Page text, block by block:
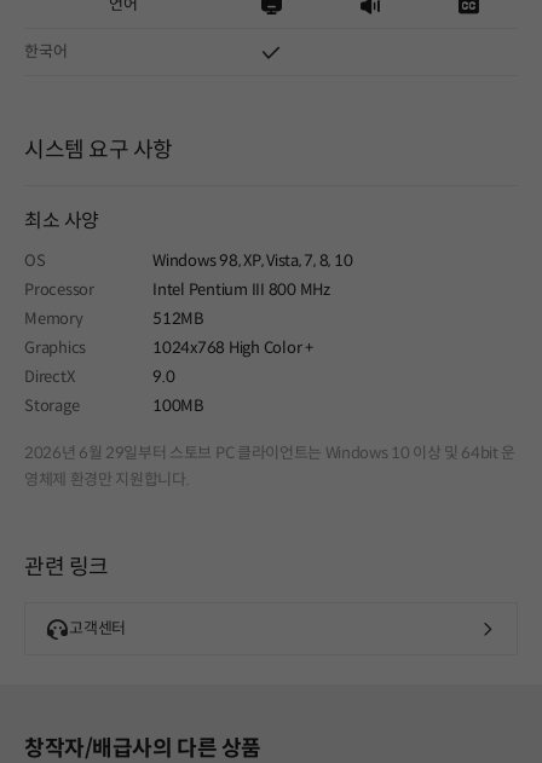
언어
한국어
시스템 요구 사항
최소 사양
OS
Windows 98, XP, Vista, 7, 8, 10
Processor
Intel Pentium III 800 MHz
Memory
512MB
Graphics
1024x768 High Color +
DirectX
9.0
Storage
100MB
2026년 6월 29일부터 스토브 PC 클라이언트는 Windows 10 이상 및 64bit 운
영체제 환경만 지원합니다.
관련 링크
고객센터
창작자/배급사의 다른 상품